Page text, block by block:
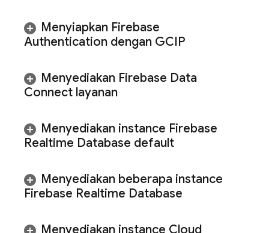
Menyiapkan Firebase
Authentication dengan GCIP
Menyediakan Firebase Data
Connect layanan
Menyediakan instance Firebase
Realtime Database default
Menyediakan beberapa instance
Firebase Realtime Database
Menyediakan instance Cloud